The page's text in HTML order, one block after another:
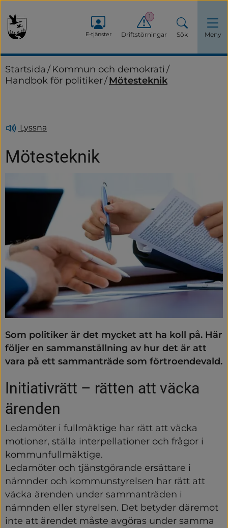
E-tjänster Driftstörningar
1
Sök Meny
Startsida / Kommun och demokrati/
Handbok för politiker/Mötesteknik
Lyssna
Mötesteknik
Som politiker är det mycket att ha koll på. Här
följer en sammanställning av hur det är att
vara på ett sammanträde som förtroendevald.
Initiativrätt – rätten att väcka
ärenden
Ledamöter i fullmäktige har rätt att väcka
motioner, ställa interpellationer och frågor i
kommunfullmäktige.
Ledamöter och tjänstgörande ersättare i
nämnder och kommunstyrelsen har rätt att
väcka ärenden under sammanträden i
nämnden eller styrelsen. Det betyder däremot
inte att ärendet måste avgöras under samma